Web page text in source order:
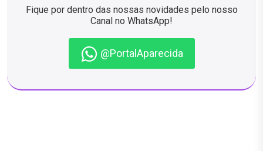
Fique por dentro das nossas novidades pelo nosso
Canal no WhatsApp!
@PortalAparecida